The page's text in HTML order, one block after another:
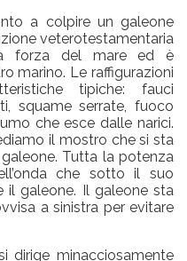
a colpire un galeone
veterotestamentaria
forza del mare ed è
marino. Le raffigurazioni
tipiche: fauci
squame serrate, fuoco
che esce dalle narici.
il mostro che si sta
Tutta la potenza
che sotto il suo
il galeone. Il galeone sta
a sinistra per evitare
dirige minacciosamente